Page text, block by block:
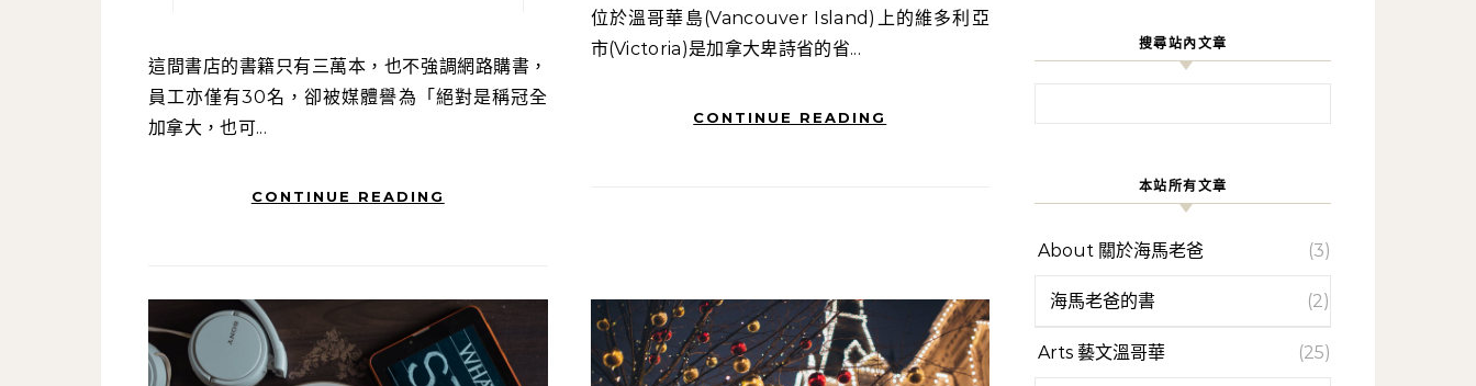
這間書店的書籍只有三萬本，也不強調網路購書，
員工亦僅有30名，卻被媒體譽為「絕對是稱冠全
加拿大，也可...
CONTINUE READING
位於溫哥華島(Vancouver Island)上的維多利亞
市(Victoria)是加拿大卑詩省的省...
CONTINUE READING
搜尋站內文章
本站所有文章
About 關於海馬老爸 (3)
海馬老爸的書 (2)
Arts 藝文溫哥華 (25)